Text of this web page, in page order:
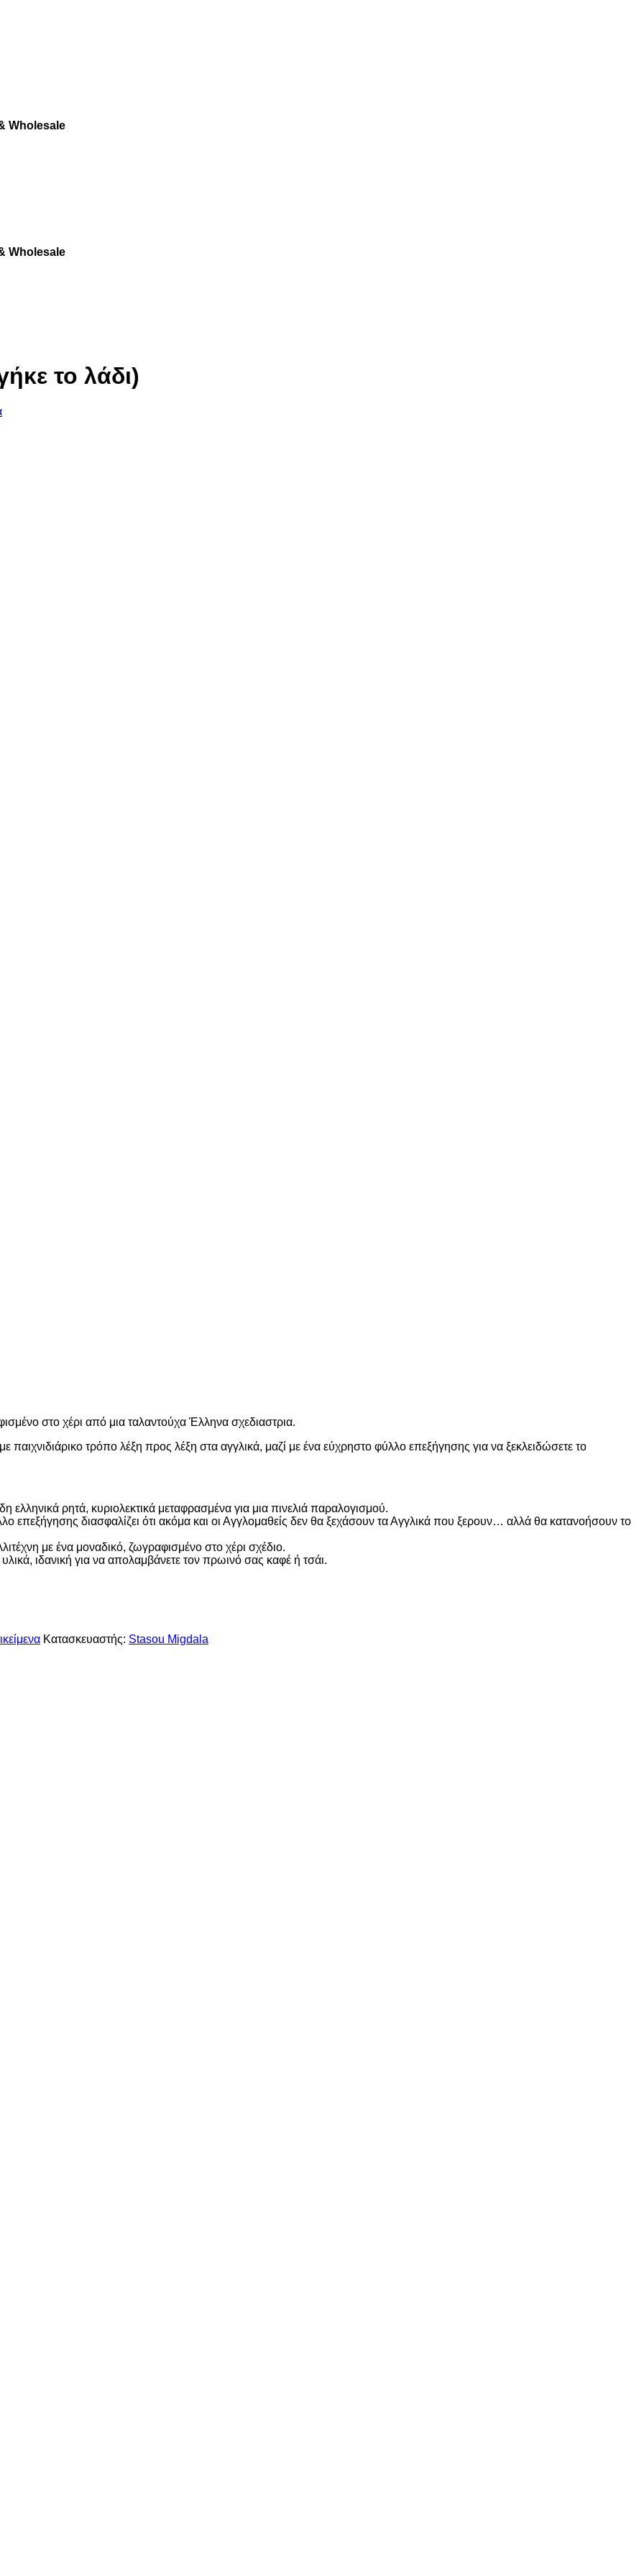
Wholesale
Wholesale
το λάδι)
στο χέρι από μια ταλαντούχα Έλληνα σχεδιαστρια.
παιχνιδιάρικο τρόπο λέξη προς λέξη στα αγγλικά, μαζί με ένα εύχρηστο φύλλο επεξήγησης για να ξεκλειδώσετε το
ελληνικά ρητά, κυριολεκτικά μεταφρασμένα για μια πινελιά παραλογισμού.
επεξήγησης διασφαλίζει ότι ακόμα και οι Αγγλομαθείς δεν θα ξεχάσουν τα Αγγλικά που ξερουν… αλλά θα κατανοήσουν το
με ένα μοναδικό, ζωγραφισμένο στο χέρι σχέδιο.
ιδανική για να απολαμβάνετε τον πρωινό σας καφέ ή τσάι.
Κατασκευαστής: Stasou Migdala